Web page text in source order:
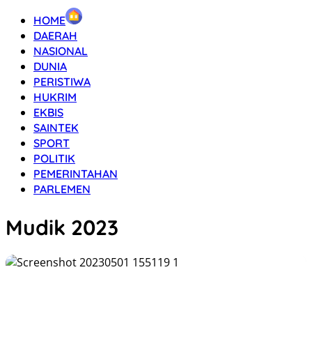
HOME
DAERAH
NASIONAL
DUNIA
PERISTIWA
HUKRIM
EKBIS
SAINTEK
SPORT
POLITIK
PEMERINTAHAN
PARLEMEN
Mudik 2023